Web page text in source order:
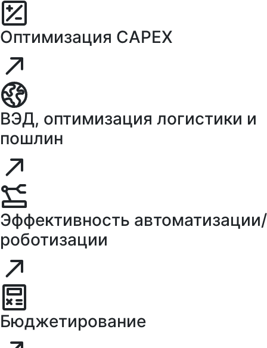
Оптимизация CAPEX
ВЭД, оптимизация логистики и
пошлин
Эффективность автоматизации/
роботизации
Бюджетирование